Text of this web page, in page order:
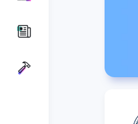
Ciencias Económicas